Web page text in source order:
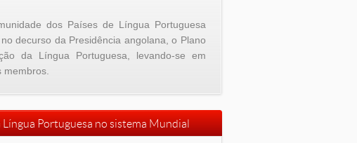
dos Países de Língua Portuguesa
decurso da Presidência angolana, o Plano
da Língua Portuguesa, levando-se em
Portuguesa no sistema Mundial